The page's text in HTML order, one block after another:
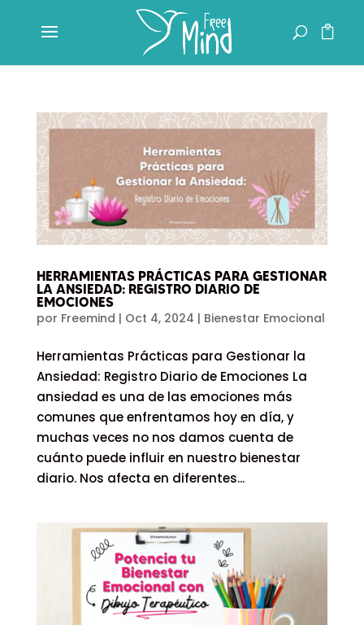
HERRAMIENTAS PRÁCTICAS PARA GESTIONAR
LA ANSIEDAD: REGISTRO DIARIO DE
EMOCIONES
por Freemind | Oct 4, 2024 | Bienestar Emocional
Herramientas Prácticas para Gestionar la
Ansiedad: Registro Diario de Emociones La
ansiedad es una de las emociones más
comunes que enfrentamos hoy en día, y
muchas veces no nos damos cuenta de
cuánto puede influir en nuestro bienestar
diario. Nos afecta en diferentes...